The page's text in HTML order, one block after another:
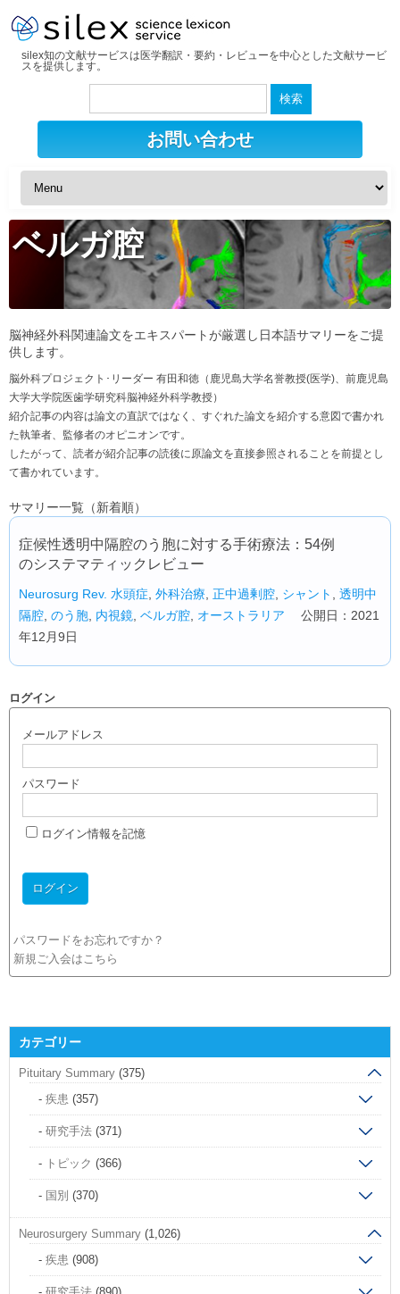
silex知の文献サービスは医学翻訳・要約・レビューを中心とした文献サービ
スを提供します。
検
お問い合わせ
ベルガ腔
脳神経外科関連論文をエキスパートが厳選し日本語サマリーをご提
供します。
脳外科プロジェクト･リーダー 有田和徳（鹿児島大学名誉教授(医学)、前鹿児島
大学大学院医歯学研究科脳神経外科学教授）
紹介記事の内容は論文の直訳ではなく、すぐれた論文を紹介する意図で書かれ
た執筆者、監修者のオピニオンです。
したがって、読者が紹介記事の読後に原論文を直接参照されることを前提とし
て書かれています。
サマリー一覧（新着順）
症候性透明中隔腔のう胞に対する手術療法：54例
のシステマティックレビュー
Neurosurg Rev. 水頭症 外科治療 正中過剰腔 シャント
透明中
隔腔 のう胞 内視鏡 ベルガ腔 オーストラリア 公開日：2021
年12月9日
ログイン
メールアドレス
パスワード
ログイン情報を記憶
パスワードをお忘れですか？
新規ご入会はこちら
カテゴリー
Pituitary Summary (375)
疾患 (357)
研究手法 (371)
トピック (366)
国別 (370)
Neurosurgery Summary (1,026)
疾患 (908)